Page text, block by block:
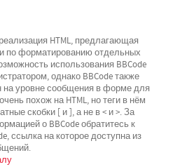
HTML, предлагающая
по форматированию отдельных
использования BBCode
однако BBCode также
на уровне сообщения в форме для
похож на HTML, но теги в нём
скобки [ и ], а не в < и >. За
о BBCode обратитесь к
ссылка на которое доступна из